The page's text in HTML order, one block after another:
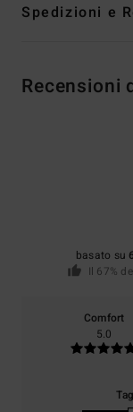
Spedizioni e
Recensioni
basato su
Il 67%
Comfort
5.0